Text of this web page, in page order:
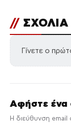
// ΣΧΟΛΙΑ
Γίνετε ο
Αφήστε ένα
Η διεύθυνση email